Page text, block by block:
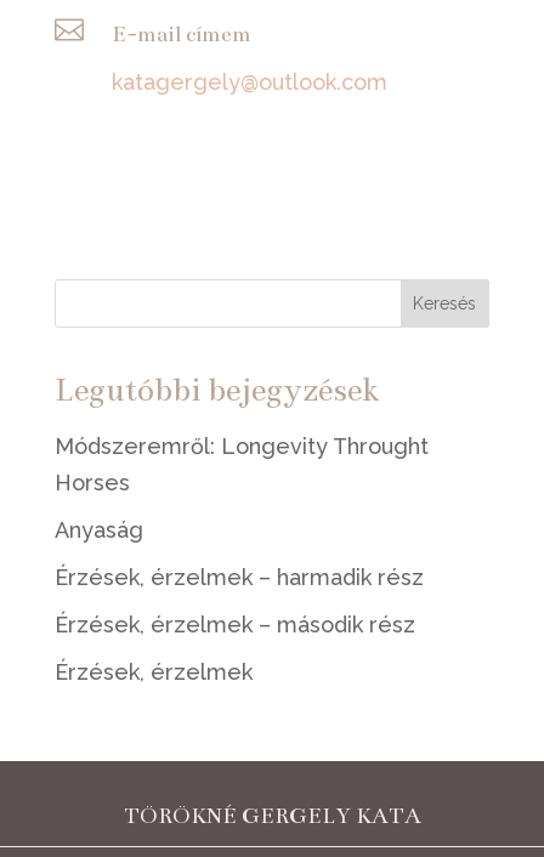
 E-mail címem
katagergely@outlook.com
Keresés
Legutóbbi bejegyzések
Módszeremről: Longevity Throught
Horses
Anyaság
Érzések, érzelmek – harmadik rész
Érzések, érzelmek – második rész
Érzések, érzelmek
TÖRÖKNÉ GERGELY KATA